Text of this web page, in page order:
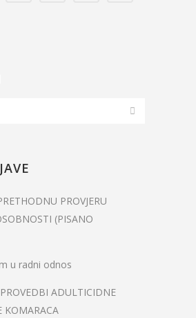
PROVJERU
(PISANO
u radni odnos
ADULTICIDNE
KOMARACA